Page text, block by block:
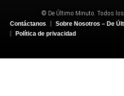
© De Último Minuto. Todos los
Contáctanos
Sobre Nosotros – De
Política de privacidad